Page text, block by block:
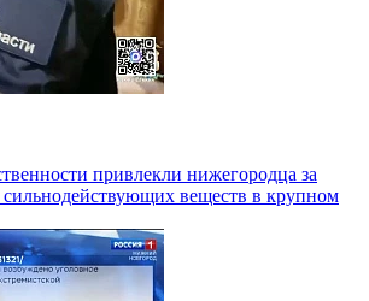
привлекли нижегородца за
веществ в крупном